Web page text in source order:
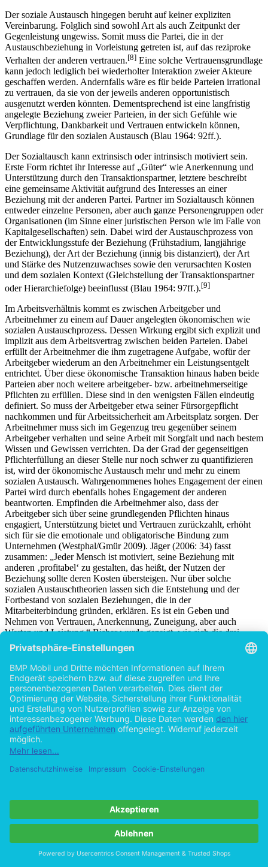
Der soziale Austausch hingegen beruht auf keiner expliziten
Vereinbarung. Folglich sind sowohl Art als auch Zeitpunkt der
Gegenleistung ungewiss. Somit muss die Partei, die in der
Austauschbeziehung in Vorleistung getreten ist, auf das reziproke
Verhalten der anderen vertrauen.[8]Eine solche Vertrauensgrundlage
kann jedoch lediglich bei wiederholter Interaktion zweier Akteure
geschaffen werden. Andernfalls wäre es für beide Parteien irrational
zu vertrauen, da sie von der jeweils anderen opportunistisch
ausgenutzt werden könnten. Dementsprechend ist eine langfristig
angelegte Beziehung zweier Parteien, in der sich Gefühle wie
Verpflichtung, Dankbarkeit und Vertrauen entwickeln können,
Der Sozialtausch kann extrinsisch oder intrinsisch motiviert sein.
Erste Form richtet ihr Interesse auf „Güter“ wie Anerkennung und
Unterstützung durch den Transaktionspartner, letztere beschreibt
eine gemeinsame Aktivität aufgrund des Interesses an einer
Beziehung mit der anderen Partei. Partner im Sozialtausch können
entweder einzelne Personen, aber auch ganze Personengruppen oder
Organisationen (im Sinne einer juristischen Person wie im Falle von
Kapitalgesellschaften) sein. Dabei wird der Austauschprozess von
der Entwicklungsstufe der Beziehung (Frühstadium, langjährige
Beziehung), der Art der Beziehung (innig bis distanziert), der Art
und Stärke des Nutzenzuwachses sowie den verursachten Kosten
und dem sozialen Kontext (Gleichstellung der Transaktionspartner
Im Arbeitsverhältnis kommt es zwischen Arbeitgeber und
Arbeitnehmer zu einem auf Dauer angelegten ökonomischen wie
sozialen Austauschprozess. Dessen Wirkung ergibt sich explizit und
implizit aus dem Arbeitsvertrag zwischen beiden Parteien. Dabei
erfüllt der Arbeitnehmer die ihm zugetragene Aufgabe, wofür der
Arbeitgeber wiederum an den Arbeitnehmer ein Leistungsentgelt
entrichtet. Über diese ökonomische Transaktion hinaus haben beide
Parteien aber noch weitere arbeitgeber- bzw. arbeitnehmerseitige
Pflichten zu erfüllen. Diese sind in den wenigsten Fällen eindeutig
definiert. So muss der Arbeitgeber etwa seiner Fürsorgepflicht
nachkommen und für Arbeitssicherheit am Arbeitsplatz sorgen. Der
Arbeitnehmer muss sich im Gegenzug treu gegenüber seinem
Arbeitgeber verhalten und seine Arbeit mit Sorgfalt und nach bestem
Wissen und Gewissen verrichten. Da der Grad der gegenseitigen
Pflichterfüllung an dieser Stelle nur noch schwer zu quantifizieren
ist, wird der ökonomische Austausch mehr und mehr zu einem
sozialen Austausch. Wahrgenommenes hohes Engagement der einen
Partei wird durch ebenfalls hohes Engagement der anderen
beantworten. Empfinden die Arbeitnehmer also, dass der
Arbeitgeber sich über seine grundlegenden Pflichten hinaus
engagiert, Unterstützung bietet und Vertrauen zurückzahlt, erhöht
sich für sie die emotionale und obligatorische Bindung zum
Unternehmen (Westphal/Gmür 2009). Jäger (2006: 34) fasst
zusammen: „Jeder Mensch ist motiviert, seine Beziehung mit
anderen ‚profitabel‘ zu gestalten, das heißt, der Nutzen der
Beziehung sollte deren Kosten übersteigen. Nur über solche
sozialen Austauschtheorien lassen sich die Entstehung und der
Fortbestand von sozialen Beziehungen, die in der
Mitarbeiterbindung gründen, erklären. Es ist ein Geben und
Nehmen von Vertrauen, Anerkennung, Zuneigung, aber auch
Werten und Leistung.“ Bisher wurde gezeigt, wie sich die drei
Bindungskomponenten unterscheiden und auf welcher Grundlage
sie basieren. Um jedoch zu erklären, wie affektives und normatives
Commitment erhöht werden können, also der soziale Austausch
zwischen Arbeitgeber und Arbeitnehmern angeregt werden kann,
bedarf es eines Blickes auf die Einflussfaktoren der
Mitarbeiterbindung.
3.3 Einflussfaktoren des affektiven und normativen
Commitments
Die Einflussfaktoren organisationalen Commitments können als eine
(1995: 1445) unterscheidet drei Gruppen von Einflussfaktoren auf
organisationales Commitment – personenbezogene, arbeitsbezogene
und organisationsbezogene.
Personenbezogene Einflussfaktoren beziehen sich auf
demographische Merkmale (z.B. Geschlecht, Alter,